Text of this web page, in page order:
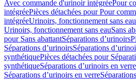
Avec commande d'urinoir intégréePour
intégréePièces détachées pour Pour
intégréeUrinoirs, fonctionnement sans eau
Urinoirs, fonctionnement sans eauSans
pour Sans abattantSéparations d’urinoirs
Séparations d’urinoirsSéparations
synthétiquePièces détachées pour
synthétiqueSéparations d’urinoirs en verre
Séparations d’urinoirs en verre